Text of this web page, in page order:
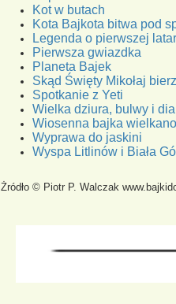
Kot w butach
Kota Bajkota bitwa pod
Legenda o pierwszej
Pierwsza gwiazdka
Planeta Bajek
Skąd Święty Mikołaj
Spotkanie z Yeti
Wielka dziura, bulwy i
Wiosenna bajka
Wyprawa do jaskini
Wyspa Litlinów i Biała
Żródło © Piotr P. Walczak